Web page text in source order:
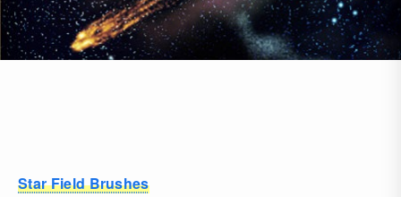
Star Field Brushes